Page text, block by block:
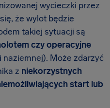
wycieczki przez
że wylot będzie
takiej sytuacji są
czy operacyjne
naziemnej). Może zdarzyć
z niekorzystnych
start lub